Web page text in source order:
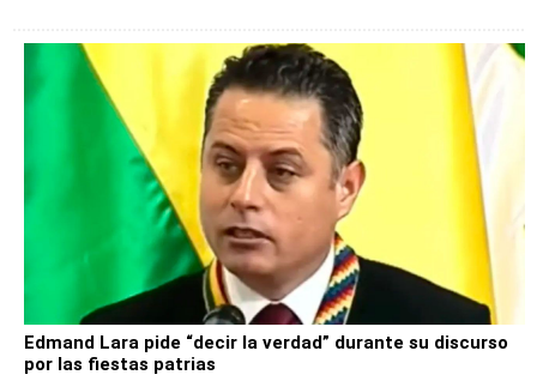
Edmand Lara pide “decir la verdad” durante su discurso
por las fiestas patrias